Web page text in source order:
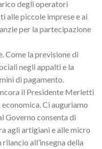
degli operatori
alle piccole imprese e ai
per la partecipazione
Come la previsione di
negli appalti e la
di pagamento.
il Presidente Merletti
Ci auguriamo
Governo consenta di
agli artigiani e alle micro
all’insegna della